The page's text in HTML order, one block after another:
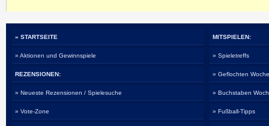
» STARTSEITE
» Aktionen und Gewinnspiele
REZENSIONEN:
» Neueste Rezensionen / Spielesuche
» Vote-Zone
MITSPIELEN:
» Spieletreffs
» Geflochten
» Buchstaben
» Fußball-Tipps